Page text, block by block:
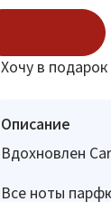
Хочу в подарок
Описание
Вдохновлен
Все ноты